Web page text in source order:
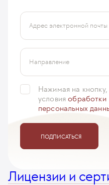
Адрес электронной почты
Направление
Нажимая на
условияобработки
персональных
ПОДПИСАТЬСЯ
Лицензии и